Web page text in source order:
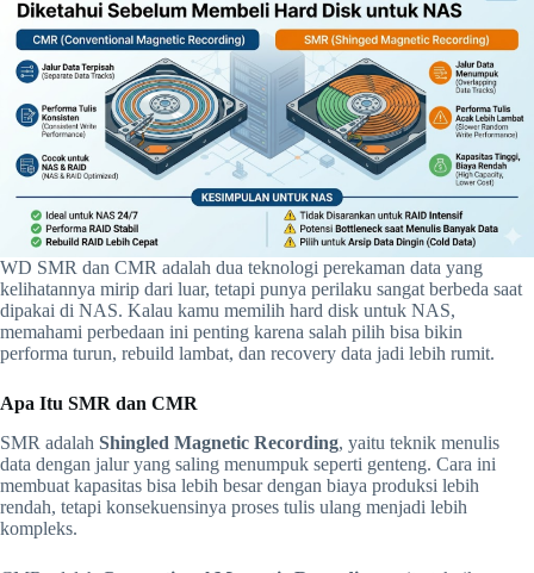
WD SMR dan CMR adalah dua teknologi perekaman data yang
kelihatannya mirip dari luar, tetapi punya perilaku sangat berbeda saat
dipakai di NAS. Kalau kamu memilih hard disk untuk NAS,
memahami perbedaan ini penting karena salah pilih bisa bikin
performa turun, rebuild lambat, dan recovery data jadi lebih rumit.
Apa Itu SMR dan CMR
SMR adalah Shingled Magnetic Recording, yaitu teknik menulis
data dengan jalur yang saling menumpuk seperti genteng. Cara ini
membuat kapasitas bisa lebih besar dengan biaya produksi lebih
rendah, tetapi konsekuensinya proses tulis ulang menjadi lebih
kompleks.